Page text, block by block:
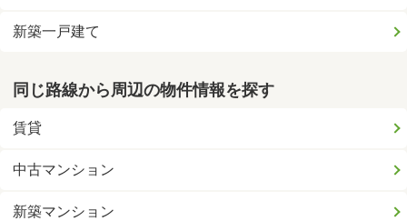
新築一戸建て
同じ路線から周辺の物件情報を探す
賃貸
中古マンション
新築マンション